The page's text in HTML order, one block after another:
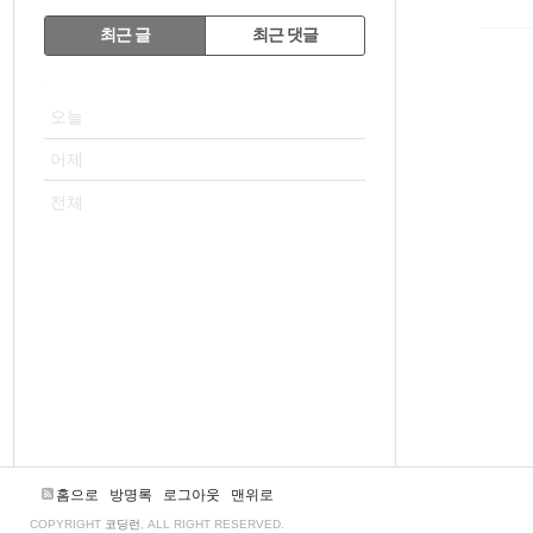
RECENTLY
최근 글 최근 댓글
오늘
어제
전체
홈으로 방명록 로그아웃 맨위로
COPYRIGHT 코딩런 , ALL RIGHT RESERVED.